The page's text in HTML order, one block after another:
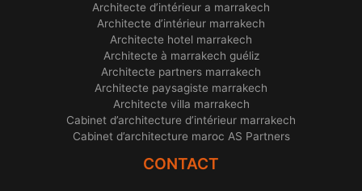
Architecte d’intérieur a marrakech
Architecte d’intérieur marrakech
Architecte hotel marrakech
Architecte à marrakech guéliz
Architecte partners marrakech
Architecte paysagiste marrakech
Architecte villa marrakech
Cabinet d’architecture d’intérieur marrakech
Cabinet d’architecture maroc AS Partners
CONTACT